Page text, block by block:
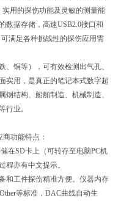
用的探伤功能及灵敏的测量能
数据存储，高速USB2.0接口和
满足各种挑战性的探伤应用需
铜等），可有效检测出气孔、
实用，是真正的笔记本式数字超
结构、船舶制造、机械制造、
行业。
功能特点：
在SD卡上（可转存至电脑PC机
程亦有中文提示。
和工件探伤精准方便。仪器内存
等标准，DAC曲线自动生